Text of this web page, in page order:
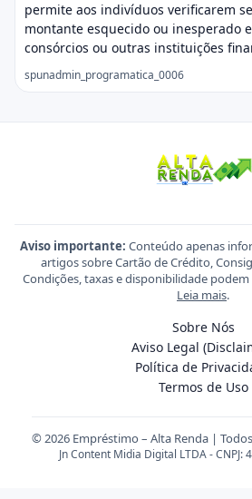
Imóvel
Legal
permite aos indivíduos verificarem
montante esquecido ou inesperado
consórcios ou outras instituições
spunadmin_programatica_0006
Aviso importante: Conteúdo apenas
artigos sobre Cartão de Crédito,
Condições, taxas e disponibilidade
Leia mais.
Sobre Nós
Aviso Legal
Política de
Termos de Uso
© 2026 Empréstimo – Alta Renda |
Jn Content Midia Digital LTDA - CNPJ: